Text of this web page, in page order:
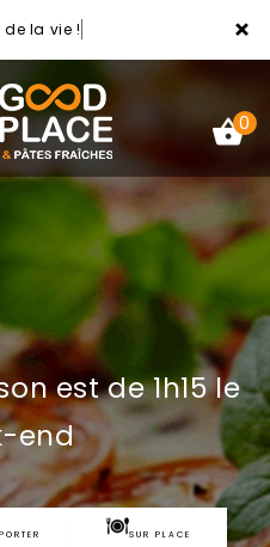
×
la vie !
0
est de 1h15 le
end
SUR PLACE